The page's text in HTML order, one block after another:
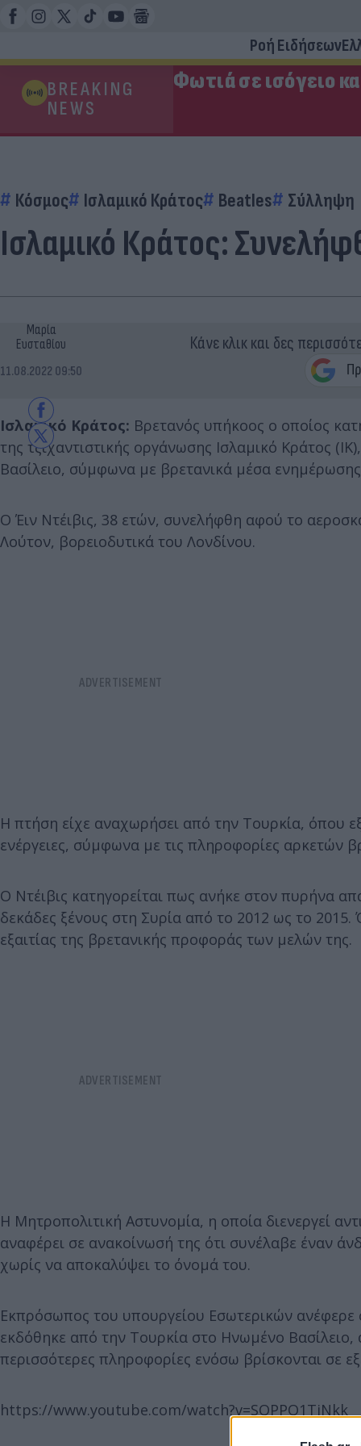
Ροή Ειδήσεων
BREAKING
NEWS
Φωτιά σε ισόγειο
Κόσμος Ισλαμικό Κράτος Beatles Σύλληψη
Ισλαμικό Κράτος:
Μαρία
Ευσταθίου
11.08.2022 09:50
Κάνε κλικ και δες
Ισλαμικό Κράτος: Βρετανός υπήκοος ο οποίος
της τζιχαντιστικής οργάνωσης Ισλαμικό Κράτος
Βασίλειο, σύμφωνα με βρετανικά μέσα
Ο Έιν Ντέιβις, 38 ετών, συνελήφθη αφού το
Λούτον, βορειοδυτικά του Λονδίνου.
Η πτήση είχε αναχωρήσει από την Τουρκία, όπου
ενέργειες, σύμφωνα με τις πληροφορίες αρκετών
Ο Ντέιβις κατηγορείται πως ανήκε στον πυρήνα
δεκάδες ξένους στη Συρία από το 2012 ως το
εξαιτίας της βρετανικής προφοράς των μελών της.
Η Μητροπολιτική Αστυνομία, η οποία διενεργεί
αναφέρει σε ανακοίνωσή της ότι συνέλαβε έναν
χωρίς να αποκαλύψει το όνομά του.
Εκπρόσωπος του υπουργείου Εσωτερικών
εκδόθηκε από την Τουρκία στο Ηνωμένο
περισσότερες πληροφορίες ενόσω βρίσκονται σε
https://www.youtube.com/watch?v=SQPPQ1TiNkk